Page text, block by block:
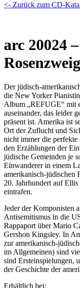
<- Zurück zum CD-
arc 20024
Der jüdisch-
die New Yorker
Album „REFUGE“ mit
auseinander, das leider
präsent ist. Amerika ist
Ort der Zuflucht und
nicht immer die
den Erzählungen der
jüdische Gemeinden je
Einwanderer in einem
amerikanisch-jüdischen
20. Jahrhundert auf
eintrafen.
Jeder der Komponisten
Antisemitismus in die
Rappaport über Mario
Gershon Kingsley. In
zur amerikanisch-
im Allgemeinen) sind
sind Ersteinspielungen,
der Geschichte der
Erhältlich bei: